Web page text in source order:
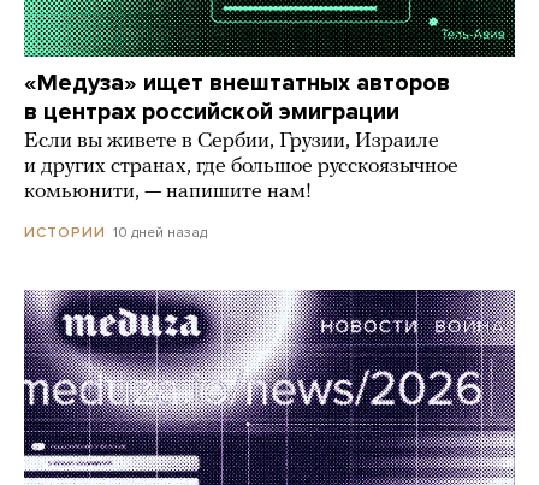
«Медуза» ищет внештатных авторов
в центрах российской эмиграции
Если вы живете в Сербии, Грузии, Израиле
и других странах, где большое русскоязычное
комьюнити, — напишите нам!
ИСТОРИИ 10 дней назад